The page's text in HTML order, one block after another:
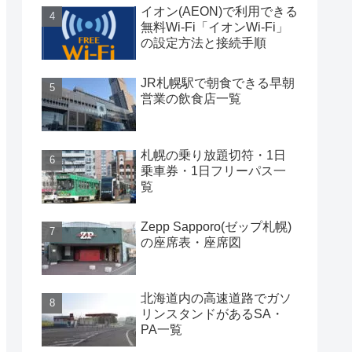
イオン(AEON)で利用できる
無料Wi-Fi「イオンWi-Fi」
の設定方法と接続手順
JR札幌駅で朝食できる早朝
営業の飲食店一覧
札幌の乗り放題切符・1日
乗車券・1日フリーパス一
覧
Zepp Sapporo(ゼップ札幌)
の座席表・座席図
北海道内の高速道路でガソ
リンスタンドがあるSA・
PA一覧